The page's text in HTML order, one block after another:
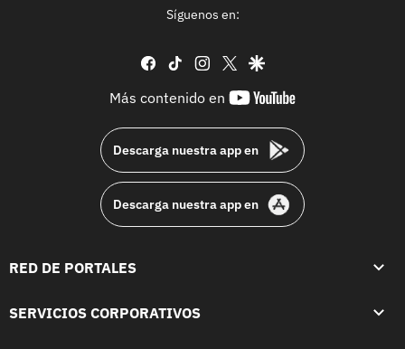
Síguenos en:
facebook
tiktok instagram
twittergoogle
Más contenido en
youtube-
Descarga nuestra app en
Descarga nuestra app en
RED DE PORTALES
SERVICIOS CORPORATIVOS